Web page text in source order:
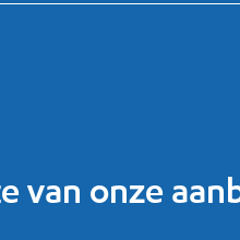
van onze